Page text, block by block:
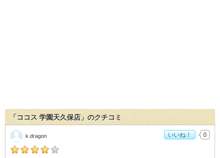
「ココス 学園天久保店」のクチコミ
k.dragon いいね！ 0